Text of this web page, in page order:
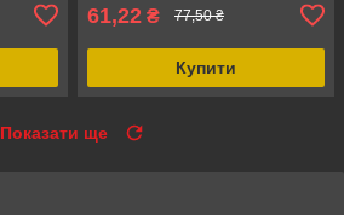
61,22 ₴ 77,50 ₴
Купити
Показати ще